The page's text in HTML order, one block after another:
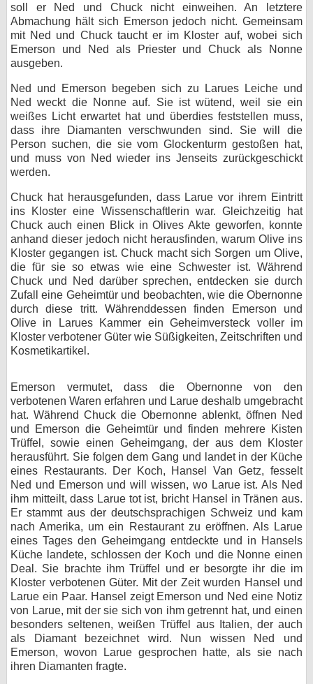
soll er Ned und Chuck nicht einweihen. An letztere
Abmachung hält sich Emerson jedoch nicht. Gemeinsam
mit Ned und Chuck taucht er im Kloster auf, wobei sich
Emerson und Ned als Priester und Chuck als Nonne
ausgeben.
Ned und Emerson begeben sich zu Larues Leiche und
Ned weckt die Nonne auf. Sie ist wütend, weil sie ein
weißes Licht erwartet hat und überdies feststellen muss,
dass ihre Diamanten verschwunden sind. Sie will die
Person suchen, die sie vom Glockenturm gestoßen hat,
und muss von Ned wieder ins Jenseits zurückgeschickt
werden.
Chuck hat herausgefunden, dass Larue vor ihrem Eintritt
ins Kloster eine Wissenschaftlerin war. Gleichzeitig hat
Chuck auch einen Blick in Olives Akte geworfen, konnte
anhand dieser jedoch nicht herausfinden, warum Olive ins
Kloster gegangen ist. Chuck macht sich Sorgen um Olive,
die für sie so etwas wie eine Schwester ist. Während
Chuck und Ned darüber sprechen, entdecken sie durch
Zufall eine Geheimtür und beobachten, wie die Obernonne
durch diese tritt. Währenddessen finden Emerson und
Olive in Larues Kammer ein Geheimversteck voller im
Kloster verbotener Güter wie Süßigkeiten, Zeitschriften und
Kosmetikartikel.
Emerson vermutet, dass die Obernonne von den
verbotenen Waren erfahren und Larue deshalb umgebracht
hat. Während Chuck die Obernonne ablenkt, öffnen Ned
und Emerson die Geheimtür und finden mehrere Kisten
Trüffel, sowie einen Geheimgang, der aus dem Kloster
herausführt. Sie folgen dem Gang und landet in der Küche
eines Restaurants. Der Koch, Hansel Van Getz, fesselt
Ned und Emerson und will wissen, wo Larue ist. Als Ned
ihm mitteilt, dass Larue tot ist, bricht Hansel in Tränen aus.
Er stammt aus der deutschsprachigen Schweiz und kam
nach Amerika, um ein Restaurant zu eröffnen. Als Larue
eines Tages den Geheimgang entdeckte und in Hansels
Küche landete, schlossen der Koch und die Nonne einen
Deal. Sie brachte ihm Trüffel und er besorgte ihr die im
Kloster verbotenen Güter. Mit der Zeit wurden Hansel und
Larue ein Paar. Hansel zeigt Emerson und Ned eine Notiz
von Larue, mit der sie sich von ihm getrennt hat, und einen
besonders seltenen, weißen Trüffel aus Italien, der auch
als Diamant bezeichnet wird. Nun wissen Ned und
Emerson, wovon Larue gesprochen hatte, als sie nach
ihren Diamanten fragte.